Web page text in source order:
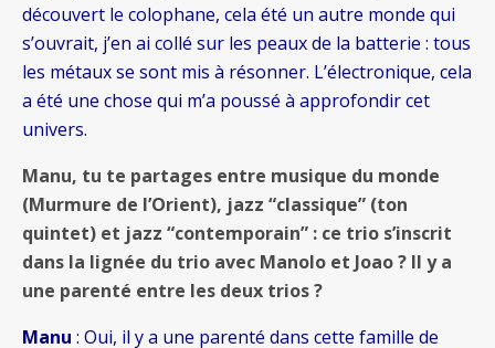
découvert le colophane, cela été un autre monde qui
s’ouvrait, j’en ai collé sur les peaux de la batterie : tous
les métaux se sont mis à résonner. L’électronique, cela
a été une chose qui m’a poussé à approfondir cet
univers.
Manu, tu te partages entre musique du monde
(Murmure de l’Orient), jazz “classique” (ton
quintet) et jazz “contemporain” : ce trio s’inscrit
dans la lignée du trio avec Manolo et Joao ? Il y a
une parenté entre les deux trios ?
Manu : Oui, il y a une parenté dans cette famille de